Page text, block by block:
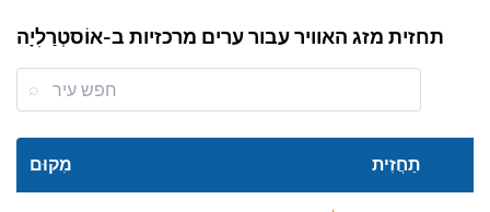
תחזית מזג האוויר עבור ערים מרכזיות ב-אוֹסטְרַלִיָה
מִקוּם תַחֲזִית